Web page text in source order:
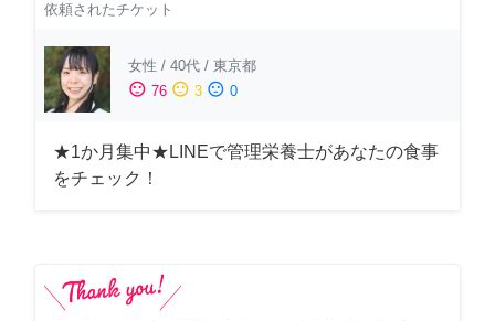
依頼されたチケット
女性 / 40代 / 東京都
sentiment_satisfied 76 sentiment_neutral 3 sentiment_dissatisfied 0
★1か月集中★LINEで管理栄養士があなたの食事
をチェック！